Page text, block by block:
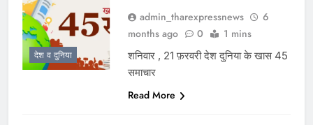
देश व दुनिया
admin_tharexpressnews
6
months ago
0 1 mins
शनिवार , 21 फ़रवरी देश दुनिया के खास 45
समाचार
Read More